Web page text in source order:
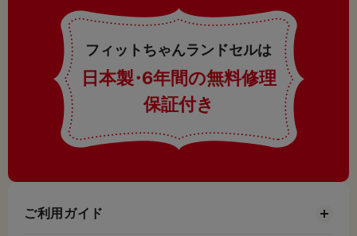
フィットちゃんランドセルは
日本製・6年間の無料修理
保証付き
ご利用ガイド